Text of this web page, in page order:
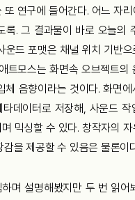
또 연구에 들어간다. 어느 자
록.그 결과물이 바로 오늘의
운드 포맷은 채널 위치 기반으
애트모스는 화면속 오브젝트의
체 음향이라는 것이다.화면에
타데이터로 저장해, 사운드 작
믹싱할 수 있다. 창작자의 자
감을 제공할수 있음은 물론이
며 설명해봤지만 두 번 읽어